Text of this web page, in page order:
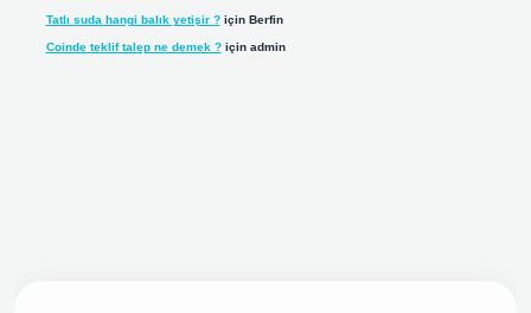
Tatlı suda hangi balık yetişir ?için Berfin
Coinde teklif talep ne demek ?için admin